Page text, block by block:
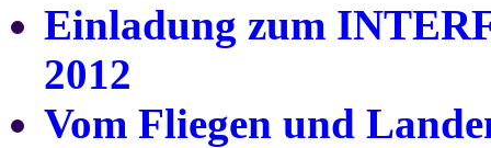
Einladung zum
2012
Vom Fliegen und